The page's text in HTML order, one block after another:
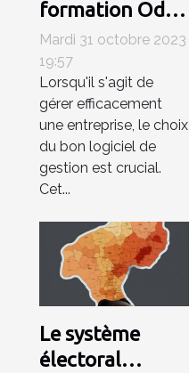
formation Odoo
ERP peut
améliorer votre
entreprise
Mardi 31 octobre 2023
19:57
Lorsqu'il s'agit de
gérer efficacement
une entreprise, le choix
du bon logiciel de
gestion est crucial.
Cet...
Le système
électoral